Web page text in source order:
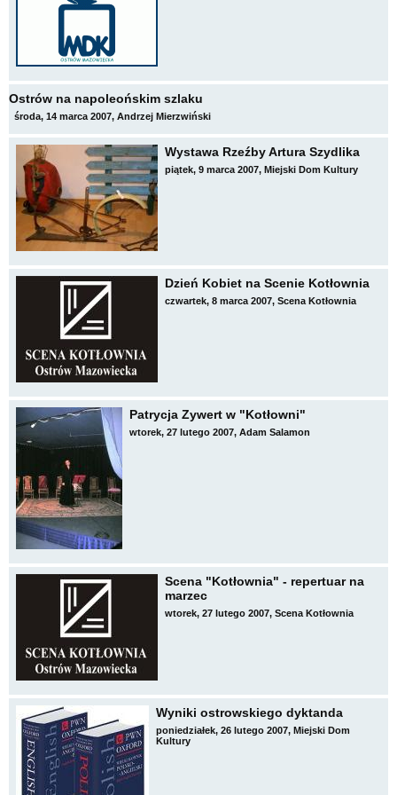
Ostrów na napoleońskim szlaku
środa, 14 marca 2007, Andrzej Mierzwiński
Wystawa Rzeźby Artura Szydlika
piątek, 9 marca 2007, Miejski Dom Kultury
Dzień Kobiet na Scenie Kotłownia
czwartek, 8 marca 2007, Scena Kotłownia
Patrycja Zywert w "Kotłowni"
wtorek, 27 lutego 2007, Adam Salamon
Scena "Kotłownia" - repertuar na
marzec
wtorek, 27 lutego 2007, Scena Kotłownia
Wyniki ostrowskiego dyktanda
poniedziałek, 26 lutego 2007, Miejski Dom
Kultury